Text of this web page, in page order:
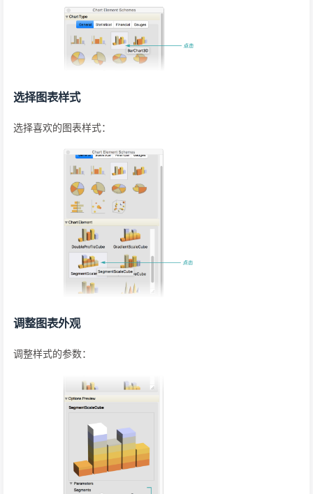
选择图表样式
选择喜欢的图表样式：
调整图表外观
调整样式的参数：